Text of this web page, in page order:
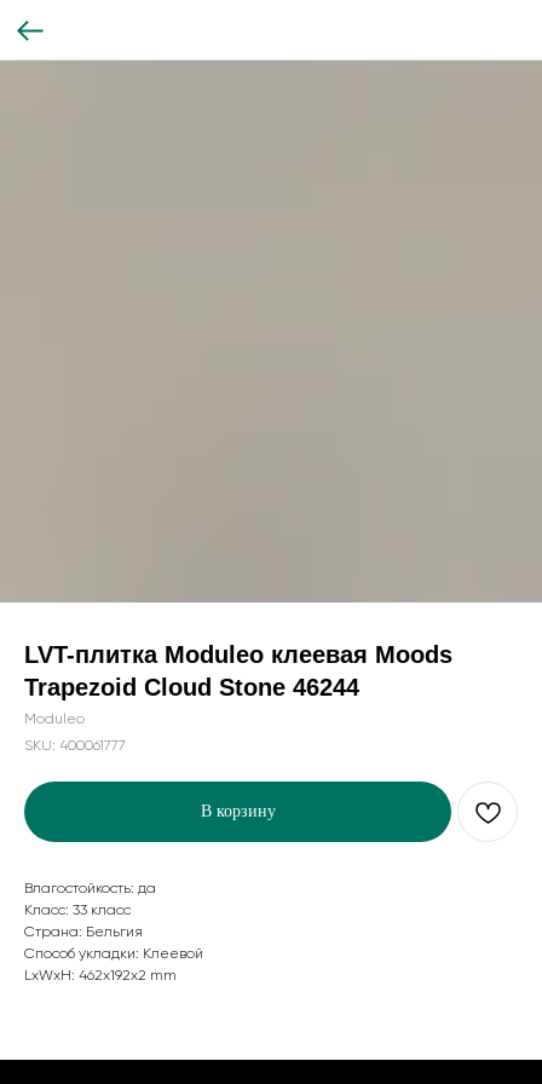
LVT-плитка Moduleo клеевая Moods
Trapezoid Cloud Stone 46244
Moduleo
SKU: 400061777
В корзину
Влагостойкость: да
Класс: 33 класс
Страна: Бельгия
Способ укладки: Клеевой
LxWxH: 462x192x2 mm